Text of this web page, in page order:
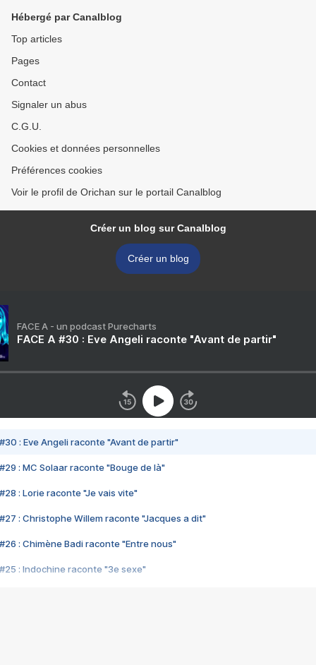
Hébergé par Canalblog
Top articles
Pages
Contact
Signaler un abus
C.G.U.
Cookies et données personnelles
Préférences cookies
Voir le profil de Orichan sur le portail Canalblog
Créer un blog sur Canalblog
Créer un blog
FACE A - un podcast Purecharts
FACE A #30 : Eve Angeli raconte "Avant de partir"
#30 : Eve Angeli raconte "Avant de partir"
#29 : MC Solaar raconte "Bouge de là"
#28 : Lorie raconte "Je vais vite"
#27 : Christophe Willem raconte "Jacques a dit"
#26 : Chimène Badi raconte "Entre nous"
#25 : Indochine raconte "3e sexe"